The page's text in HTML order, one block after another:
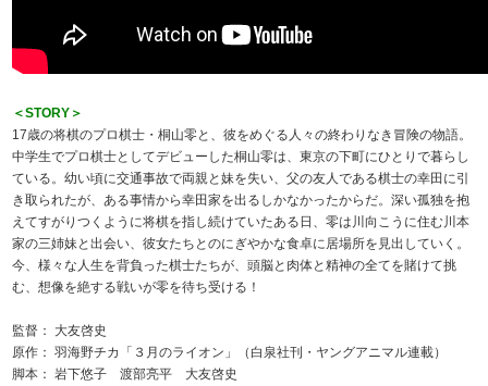
＜STORY＞
17歳の将棋のプロ棋士・桐山零と、彼をめぐる人々の終わりなき冒険の物語。
中学生でプロ棋士としてデビューした桐山零は、東京の下町にひとりで暮らし
ている。幼い頃に交通事故で両親と妹を失い、父の友人である棋士の幸田に引
き取られたが、ある事情から幸田家を出るしかなかったからだ。深い孤独を抱
えてすがりつくように将棋を指し続けていたある日、零は川向こうに住む川本
家の三姉妹と出会い、彼女たちとのにぎやかな食卓に居場所を見出していく。
今、様々な人生を背負った棋士たちが、頭脳と肉体と精神の全てを賭けて挑
む、想像を絶する戦いが零を待ち受ける！
監督： 大友啓史
原作： 羽海野チカ「３月のライオン」（白泉社刊・ヤングアニマル連載）
脚本： 岩下悠子 渡部亮平 大友啓史